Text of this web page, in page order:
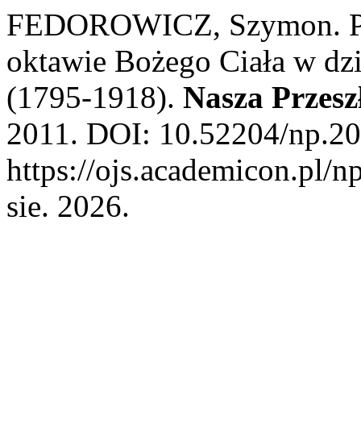
FEDOROWICZ, Szymon.
oktawie Bożego Ciała w
(1795-1918). Nasza
2011. DOI: 10.52204/
https://ojs.academicon.pl/
sie. 2026.